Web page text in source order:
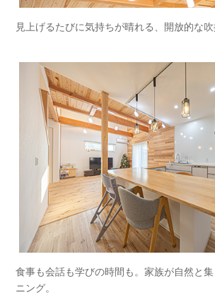
見上げるたびに気持ちが晴れる、開放的な吹
食事も会話も学びの時間も。家族が自然と
ニング。